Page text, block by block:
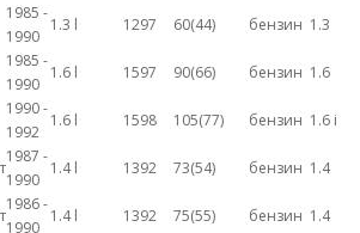
1985 -
1990
1.3 l 1297 60(44) бензин 1.3
1985 -
1990
1.6 l 1597 90(66) бензин 1.6
1990 -
1992
1.6 l 1598 105(77) бензин 1.6 i
1987 -
1990
1.4 l 1392 73(54) бензин 1.4
1986 -
1990
1.4 l 1392 75(55) бензин 1.4